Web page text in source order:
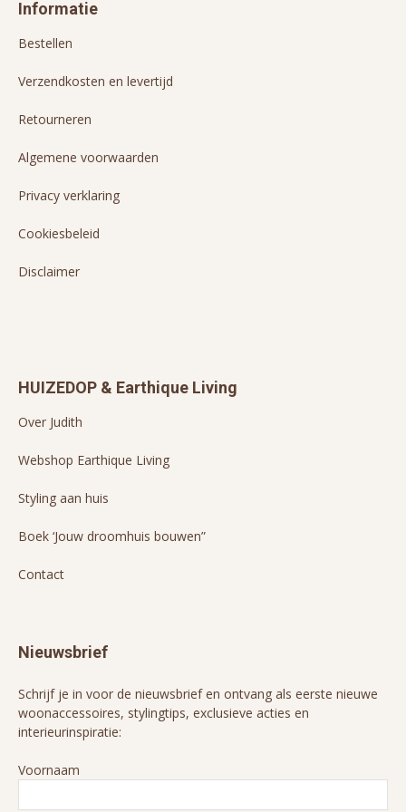
Informatie
Bestellen
Verzendkosten en levertijd
Retourneren
Algemene voorwaarden
Privacy verklaring
Cookiesbeleid
Disclaimer
HUIZEDOP & Earthique Living
Over Judith
Webshop Earthique Living
Styling aan huis
Boek ‘Jouw droomhuis bouwen”
Contact
Nieuwsbrief
Schrijf je in voor de nieuwsbrief en ontvang als eerste nieuwe
woonaccessoires, stylingtips, exclusieve acties en
interieurinspiratie:
Voornaam